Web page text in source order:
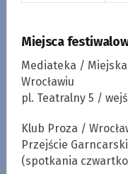
Miejsca
Mediateka /
Wrocławiu
pl. Teatralny 5 /
Klub Proza /
Przejście
(spotkania